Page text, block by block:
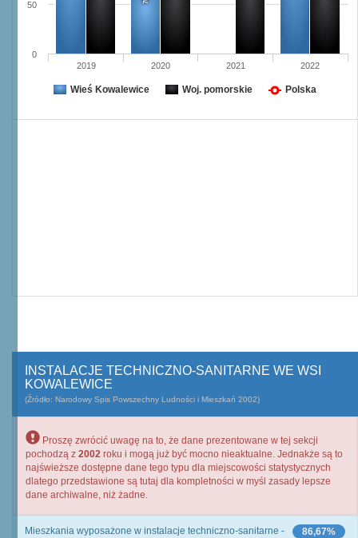
2019 2020 2021 2022
0
50
Wieś Kowalewice Woj. pomorskie Polska
INSTALACJE TECHNICZNO-SANITARNE WE WSI
KOWALEWICE
(Źródło: Narodowy Spis Powszechny Ludności i Mieszkań 2002)
Proszę zwrócić uwagę na to, że dane prezentowane w tej sekcji
pochodzą z 2002 roku i mogą już być mocno nieaktualne. Jednakże są to
najświeższe dostępne dane tego typu dla miejscowości statystycznych
dlatego przedstawione są tutaj dla kompletności w myśl zasady lepsze
dane archiwalne, niż żadne.
86,67%
Mieszkania wyposażone w instalacje techniczno-sanitarne -